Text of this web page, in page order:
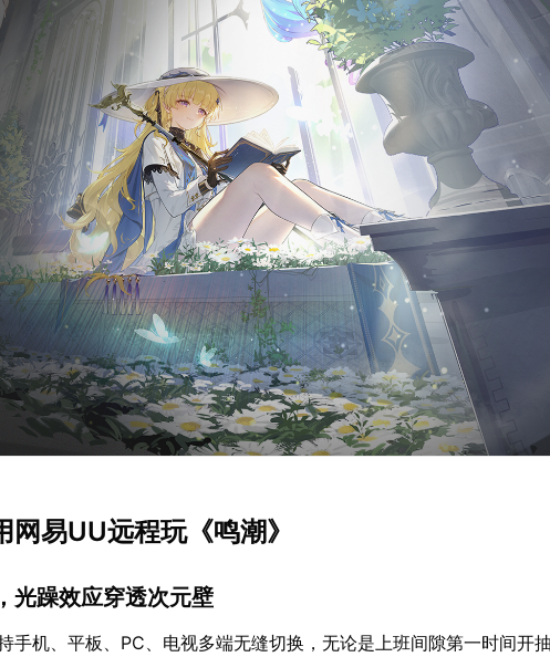
网易UU远程玩《鸣潮》
光躁效应穿透次元壁
手机、平板、PC、电视多端无缝切换，无论是上班间隙第一时间开抽